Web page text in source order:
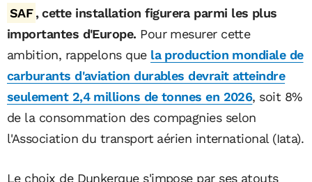
SAF , cette installation figurera parmi les plus
importantes d'Europe. Pour mesurer cette
ambition, rappelons que la production mondiale de
carburants d'aviation durables devrait atteindre
seulement 2,4 millions de tonnes en 2026, soit 8%
de la consommation des compagnies selon
l'Association du transport aérien international (Iata).
Le choix de Dunkerque s'impose par ses atouts